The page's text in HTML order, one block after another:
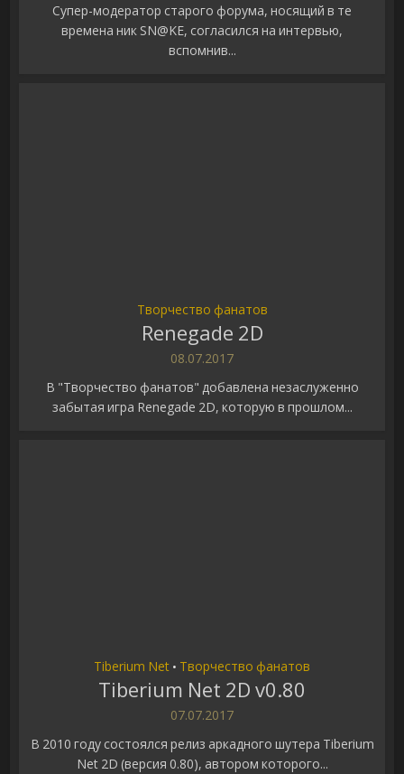
Супер-модератор старого форума, носящий в те
времена ник SN@KE, согласился на интервью,
вспомнив...
Творчество фанатов
Renegade 2D
08.07.2017
В "Творчество фанатов" добавлена незаслуженно
забытая игра Renegade 2D, которую в прошлом...
Tiberium Net • Творчество фанатов
Tiberium Net 2D v0.80
07.07.2017
В 2010 году состоялся релиз аркадного шутера Tiberium
Net 2D (версия 0.80), автором которого...